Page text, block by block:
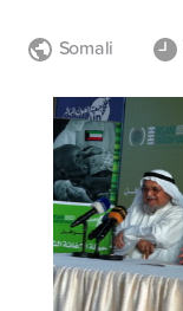
Somali